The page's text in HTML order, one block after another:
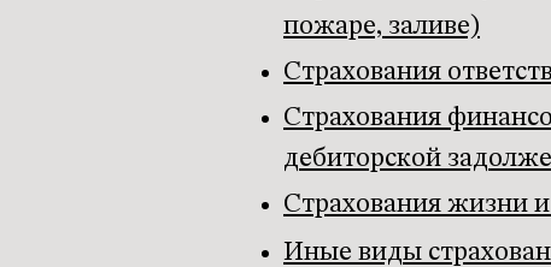
пожаре, заливе)
Страхования
Страхования
дебиторской
Страхования жизни
Иные виды